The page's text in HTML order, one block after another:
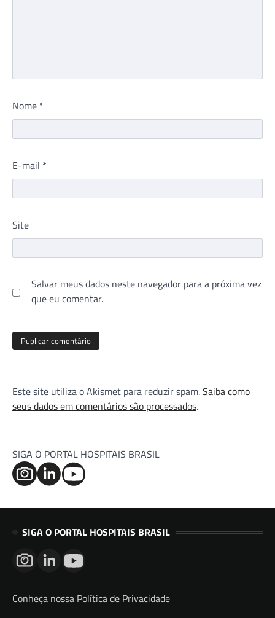
Nome *
E-mail *
Site
Salvar meus dados neste navegador para a próxima vez
que eu comentar.
Este site utiliza o Akismet para reduzir spam.Saiba como
seus dados em comentários são processados.
SIGA O PORTAL HOSPITAIS BRASIL
SIGA O PORTAL HOSPITAIS BRASIL
Conheça nossa Política de Privacidade